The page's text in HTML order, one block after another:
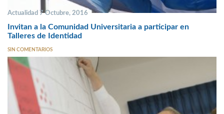
Actualidad 7 Octubre, 2016
Invitan a la Comunidad Universitaria a participar en
Talleres de Identidad
SIN COMENTARIOS